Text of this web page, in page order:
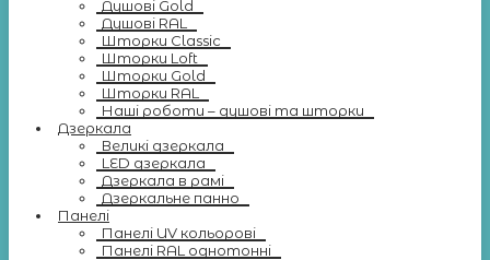
Душові Gold
Душові RAL
Шторки Classic
Шторки Loft
Шторки Gold
Шторки RAL
Наші роботи – душові та шторки
Дзеркала
Великі дзеркала
LED дзеркала
Дзеркала в рамі
Дзеркальне панно
Панелі
Панелі UV кольорові
Панелі RAL однотонні